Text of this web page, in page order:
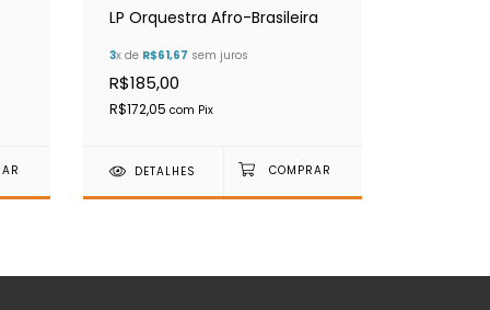
LP Orquestra Afro-Brasileira
3x de R$61,67 sem juros
R$185,00
R$172,05 com Pix
DETALHES